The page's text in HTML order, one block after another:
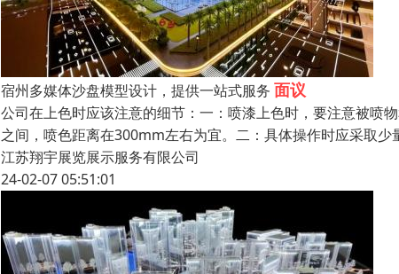
宿州多媒体沙盘模型设计，提供一站式服务 面议
公司在上色时应该注意的细节：一：喷漆上色时，要注意被喷
之间，喷色距离在300mm左右为宜。二：具体操作时应采取
江苏翔宇展览展示服务有限公司
24-02-07 05:51:01